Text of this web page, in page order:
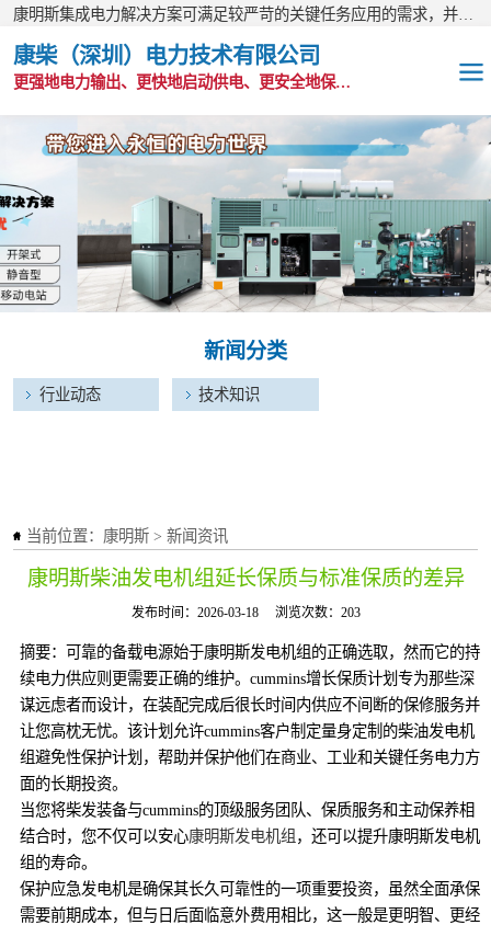
康柴（深圳）电力技术有限公司
更强地电力输出、更快地启动供电、更安全地保护功能
当前位置： 康明斯 > 新闻资讯
康明斯柴油发电机组延长保质与标准保质的差异
发布时间：2026-03-18 浏览次数：203
摘要：可靠的备载电源始于康明斯发电机组的正确选取，然而它的持
续电力供应则更需要正确的维护。cummins增长保质计划专为那些深
谋远虑者而设计，在装配完成后很长时间内供应不间断的保修服务并
让您高枕无忧。该计划允许cummins客户制定量身定制的柴油发电机
组避免性保护计划，帮助并保护他们在商业、工业和关键任务电力方
面的长期投资。
当您将柴发装备与cummins的顶级服务团队、保质服务和主动保养相
结合时，您不仅可以安心康明斯发电机组 ，还可以提升康明斯发电机
组的寿命。
保护应急发电机是确保其长久可靠性的一项重要投资，虽然全面承保
需要前期成本，但与日后面临意外费用相比，这一般是更明智、更经
新闻分类
行业动态 技术知识
OEM发电机组
静音发电机组
移动电站
发电机出租